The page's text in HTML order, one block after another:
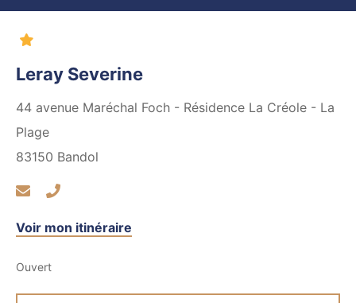
Leray Severine
44 avenue Maréchal Foch - Résidence La Créole - La
Plage
83150 Bandol
Voir mon itinéraire
Ouvert